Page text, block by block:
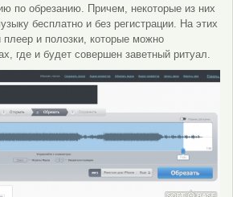
по обрезанию. Причем, некоторые из них
бесплатно и без регистрации. На этих
плеер и полозки, которые можно
где и будет совершен заветный ритуал.